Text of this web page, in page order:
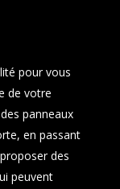
pour vous
de votre
panneaux
en passant
des
peuvent